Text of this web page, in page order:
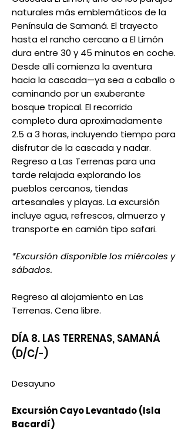
naturales más emblemáticos de la
Península de Samaná. El trayecto
hasta el rancho cercano a El Limón
dura entre 30 y 45 minutos en coche.
Desde allí comienza la aventura
hacia la cascada—ya sea a caballo o
caminando por un exuberante
bosque tropical. El recorrido
completo dura aproximadamente
2.5 a 3 horas, incluyendo tiempo para
disfrutar de la cascada y nadar.
Regreso a Las Terrenas para una
tarde relajada explorando los
pueblos cercanos, tiendas
artesanales y playas. La excursión
incluye agua, refrescos, almuerzo y
transporte en camión tipo safari.
*Excursión disponible los miércoles y
sábados.
Regreso al alojamiento en Las
Terrenas. Cena libre.
DÍA 8. LAS TERRENAS, SAMANÁ
(D/C/-)
Desayuno
Excursión Cayo Levantado (Isla
Bacardí)